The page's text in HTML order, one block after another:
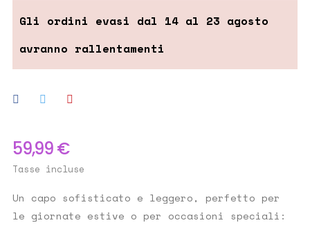
59,99 €
Tasse incluse
Un capo sofisticato e leggero, perfetto per
le giornate estive o per occasioni speciali: